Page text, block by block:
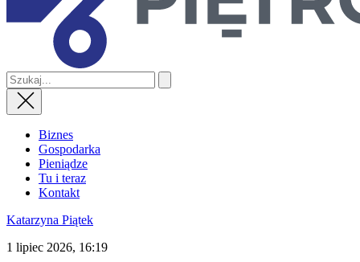
Biznes
Gospodarka
Pieniądze
Tu i teraz
Kontakt
Katarzyna Piątek
1 lipiec 2026, 16:19